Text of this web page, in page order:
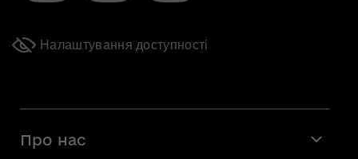
Налаштування доступності
Про нас